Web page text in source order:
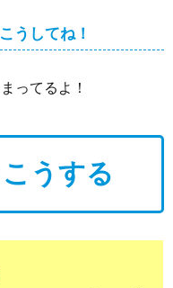
うしてね！
ってるよ！
うする